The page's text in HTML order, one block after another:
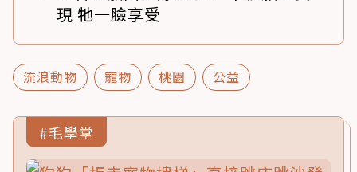
現 牠一臉享受
流浪動物 寵物 桃園 公益
#毛學堂